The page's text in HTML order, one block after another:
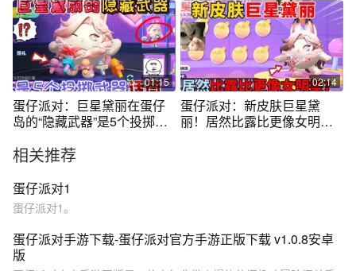
01:15
蛋仔派对：巨星黛丽在蛋仔
岛的“隐藏武器”是5个投掷武
02:14
蛋仔派对：新皮肤巨星黛
丽！居然比露比更像女明
相关推荐
蛋仔派对1
蛋仔派对1。
蛋仔派对手游下载-蛋仔派对官方手游正版下载 v1.0.8安卓
版